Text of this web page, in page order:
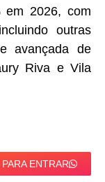
em 2026, com
outras
avançada de
Riva e Vila
ENTRAR